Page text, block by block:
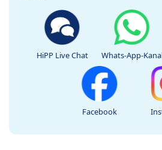
HiPP Live Chat Whats-App-
Facebook